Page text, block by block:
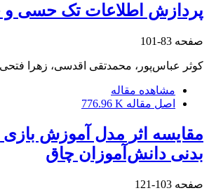
پردازش اطلاعات تک حسی و
صفحه 83-101
کوثر عباس‌پور، محمدتقی اقدسی، زهرا
مشاهده مقاله
اصل مقاله 776.96 K
مقایسه اثر مدل آموزش
بدنی دانش‌آموزان چاق
صفحه 103-121